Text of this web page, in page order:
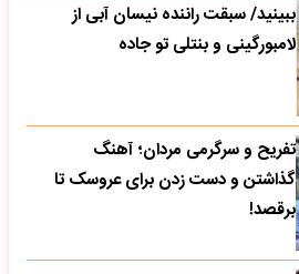
ببینید/ سبقت راننده نیسان آبی از
لامبورگینی و بنتلی تو جاده
تفریح و سرگرمی مردان؛ آهنگ
گذاشتن و دست زدن برای عروسک تا
برقصد!